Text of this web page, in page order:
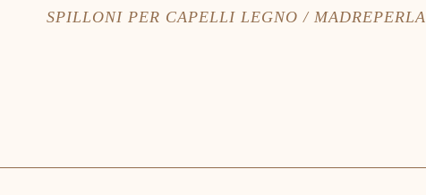
SPILLONI PER CAPELLI LEGNO / MADREPERLA